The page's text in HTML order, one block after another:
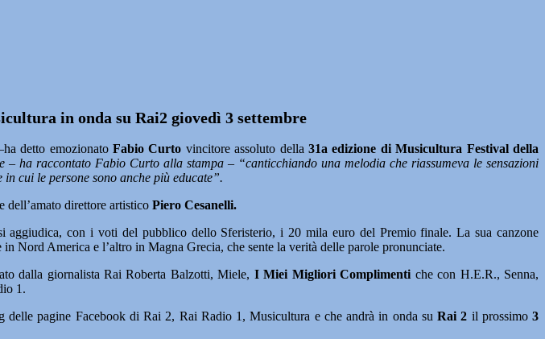
in onda su Rai2 giovedì 3 settembre
ha detto emozionatoFabio Curto vincitore assoluto della 31a edizione di Musicultura Festival della
ha raccontato Fabio Curto alla stampa – “canticchiando una melodia che riassumeva le sensazioni
cui le persone sono anche più educate”.
dell’amato direttore artistico Piero Cesanelli.
con i voti del pubblico dello Sferisterio, i 20 mila euro del Premio finale. La sua canzone
Nord America e l’altro in Magna Grecia, che sente la verità delle parole pronunciate.
dalla giornalista Rai Roberta Balzotti, Miele, I Miei Migliori Complimenti che con H.E.R., Senna,
1.
pagine Facebook di Rai 2, Rai Radio 1, Musicultura e che andrà in onda su Rai 2 il prossimo 3